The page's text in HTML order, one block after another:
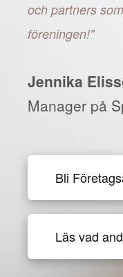
och partners
föreningen!"
Jennika
Manager på
Bli
Läs vad